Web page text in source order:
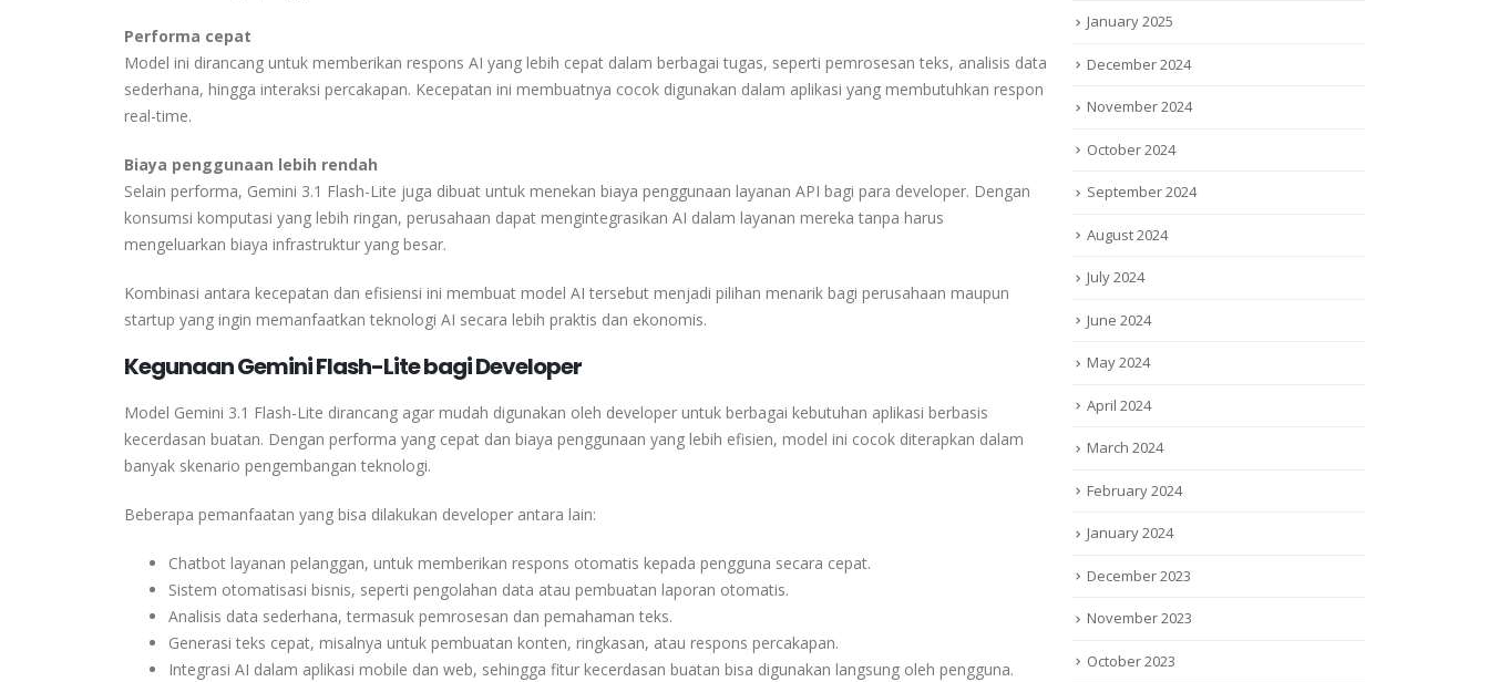
Performa cepat
Model ini dirancang untuk memberikan respons AI yang lebih cepat dalam berbagai tugas, seperti pemrosesan teks, analisis data
sederhana, hingga interaksi percakapan. Kecepatan ini membuatnya cocok digunakan dalam aplikasi yang membutuhkan respon
real-time.
Biaya penggunaan lebih rendah
Selain performa, Gemini 3.1 Flash-Lite juga dibuat untuk menekan biaya penggunaan layanan API bagi para developer. Dengan
konsumsi komputasi yang lebih ringan, perusahaan dapat mengintegrasikan AI dalam layanan mereka tanpa harus
mengeluarkan biaya infrastruktur yang besar.
Kombinasi antara kecepatan dan efisiensi ini membuat model AI tersebut menjadi pilihan menarik bagi perusahaan maupun
startup yang ingin memanfaatkan teknologi AI secara lebih praktis dan ekonomis.
Kegunaan Gemini Flash-Lite bagi Developer
Model Gemini 3.1 Flash-Lite dirancang agar mudah digunakan oleh developer untuk berbagai kebutuhan aplikasi berbasis
kecerdasan buatan. Dengan performa yang cepat dan biaya penggunaan yang lebih efisien, model ini cocok diterapkan dalam
banyak skenario pengembangan teknologi.
Beberapa pemanfaatan yang bisa dilakukan developer antara lain:
Chatbot layanan pelanggan, untuk memberikan respons otomatis kepada pengguna secara cepat.
Sistem otomatisasi bisnis, seperti pengolahan data atau pembuatan laporan otomatis.
Analisis data sederhana, termasuk pemrosesan dan pemahaman teks.
Generasi teks cepat, misalnya untuk pembuatan konten, ringkasan, atau respons percakapan.
Integrasi AI dalam aplikasi mobile dan web, sehingga fitur kecerdasan buatan bisa digunakan langsung oleh pengguna.
January 2025
December 2024
November 2024
October 2024
September 2024
August 2024
July 2024
June 2024
May 2024
April 2024
March 2024
February 2024
January 2024
December 2023
November 2023
October 2023